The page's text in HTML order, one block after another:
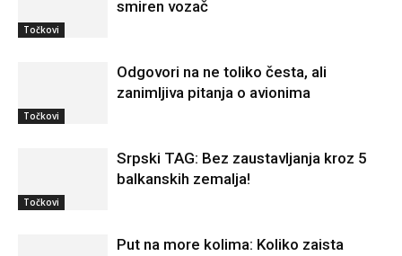
Točkovi
smiren vozač
Točkovi
Odgovori na ne toliko česta, ali
zanimljiva pitanja o avionima
Točkovi
Srpski TAG: Bez zaustavljanja kroz 5
balkanskih zemalja!
Put na more kolima: Koliko zaista